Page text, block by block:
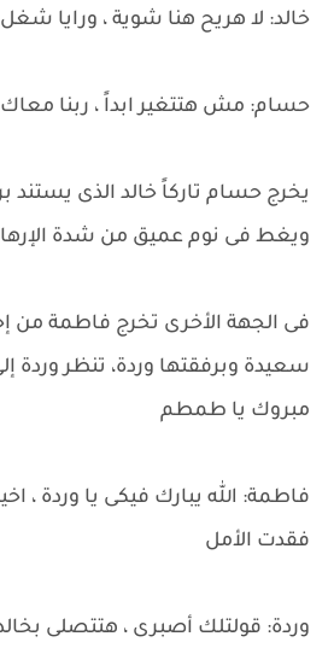
خالد: لا هريح هنا شوية ، ورايا
حسام: مش هتتغير ابداً ، ربنا
يخرج حسام تاركاً خالد الذى يستند
ويغط فى نوم عميق من شدة
فى الجهة الأخرى تخرج فاطمة من
سعيدة وبرفقتها وردة، تنظر وردة
مبروك يا طمطم
فاطمة: الله يبارك فيكى يا وردة ،
فقدت الأمل
وردة: قولتلك أصبرى ، هتتصلى بخالد